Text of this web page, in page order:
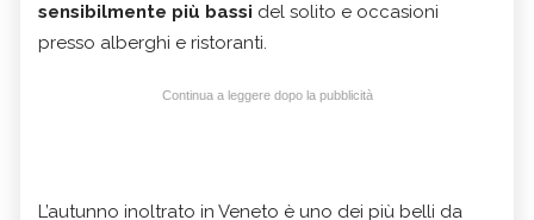
sensibilmente più bassi del solito e occasioni
presso alberghi e ristoranti.
Continua a leggere dopo la pubblicità
L’autunno inoltrato in Veneto è uno dei più belli da